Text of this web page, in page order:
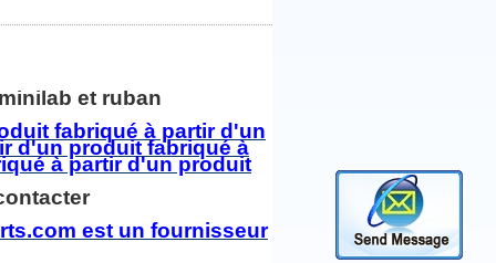
et ruban
fabriqué à partir d'un
d'un produit fabriqué à
à partir d'un produit
est un fournisseur